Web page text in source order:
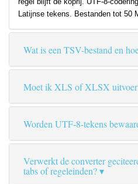
Latijnse tekens. Bestanden tot 50
Wat is een TSV-bestand en
Moet ik XLS of XLSX uitvoer
Worden UTF-8-tekens
Verwerkt de converter
tabs of regeleinden?